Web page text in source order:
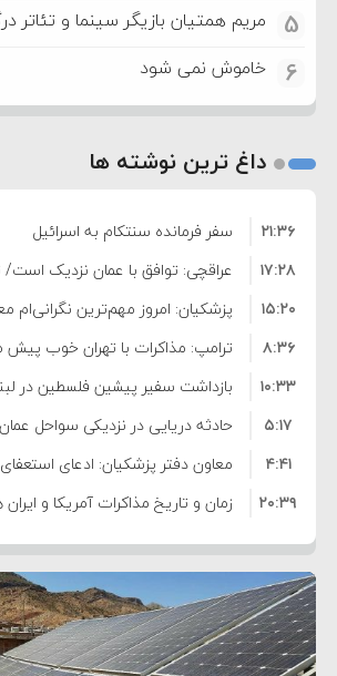
5 مریم همتیان بازیگر سینما و تئاتر
6 خاموش نمی شود
داغ ترین نوشته ها
سفر فرمانده سنتکام به اسرائیل
۲۱:۳۶
عراقچی: توافق با عمان نزدیک
۱۱ درصدی ایران از خزر
۱۷:۲۸
پزشکیان: امروز مهم‌ترین
است
۱۵:۲۰
ترامپ: مذاکرات با تهران خوب پیش
۸:۳۶
بازداشت سفیر پیشین فلسطین در
فساد و اختلاس اموال
۱۰:۳۳
حادثه دریایی در نزدیکی سواحل عمان
۵:۱۷
معاون دفتر پزشکیان: ادعای
واهی و کذب محض است
۴:۴۱
زمان و تاریخ مذاکرات آمریکا و
نشده است
۲۰:۳۹
وزیر جنگ آمریکا: ماشین جنگی ما
نظامی علیه ایران است
۶:۵۰
موافقت ترامپ با لغو حمله به ایران
۶:۲۱
هشدار عراقچی به همتای عربستانی
آمریکا
۲:۱۵
مقام ارشد امنیتی: برنامه گسترده‌ای
۷:۱۰